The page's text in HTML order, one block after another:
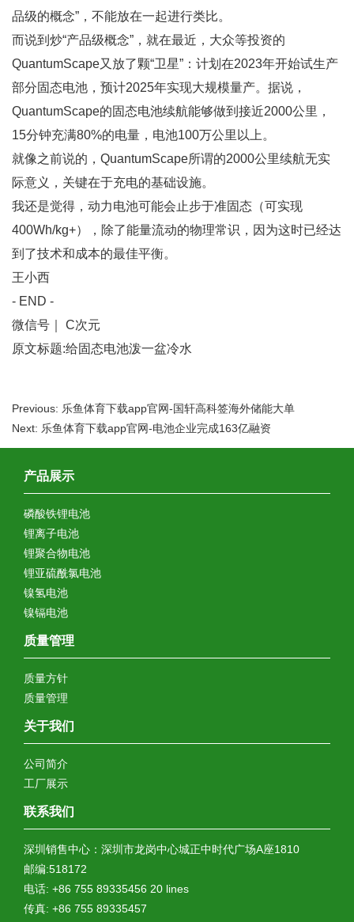
品级的概念”，不能放在一起进行类比。
而说到炒“产品级概念”，就在最近，大众等投资的
QuantumScape又放了颗“卫星”：计划在2023年开始试生产
部分固态电池，预计2025年实现大规模量产。据说，
QuantumScape的固态电池续航能够做到接近2000公里，
15分钟充满80%的电量，电池100万公里以上。
就像之前说的，QuantumScape所谓的2000公里续航无实
际意义，关键在于充电的基础设施。
我还是觉得，动力电池可能会止步于准固态（可实现
400Wh/kg+），除了能量流动的物理常识，因为这时已经达
到了技术和成本的最佳平衡。
王小西
- END -
微信号｜ C次元
原文标题:给固态电池泼一盆冷水
Previous: 乐鱼体育下载app官网-国轩高科签海外储能大单
Next: 乐鱼体育下载app官网-电池企业完成163亿融资
产品展示
磷酸铁锂电池
锂离子电池
锂聚合物电池
锂亚硫酰氯电池
镍氢电池
镍镉电池
质量管理
质量方针
质量管理
关于我们
公司简介
工厂展示
联系我们
深圳销售中心：深圳市龙岗中心城正中时代广场A座1810
邮编:518172
电话: +86 755 89335456 20 lines
传真: +86 755 89335457